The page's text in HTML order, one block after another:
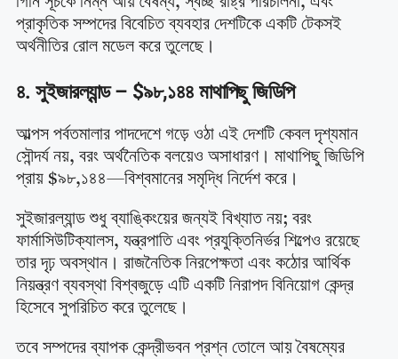
প্রাকৃতিক সম্পদের বিবেচিত ব্যবহার দেশটিকে একটি টেকসই
অর্থনীতির রোল মডেল করে তুলেছে।
৪. সুইজারল্যান্ড – $৯৮,১৪৪ মাথাপিছু জিডিপি
আল্পস পর্বতমালার পাদদেশে গড়ে ওঠা এই দেশটি কেবল দৃশ্যমান
সৌন্দর্য নয়, বরং অর্থনৈতিক বলয়েও অসাধারণ। মাথাপিছু জিডিপি
প্রায় $৯৮,১৪৪—বিশ্বমানের সমৃদ্ধি নির্দেশ করে।
সুইজারল্যান্ড শুধু ব্যাঙ্কিংয়ের জন্যই বিখ্যাত নয়; বরং
ফার্মাসিউটিক্যালস, যন্ত্রপাতি এবং প্রযুক্তিনির্ভর শিল্পেও রয়েছে
তার দৃঢ় অবস্থান। রাজনৈতিক নিরপেক্ষতা এবং কঠোর আর্থিক
নিয়ন্ত্রণ ব্যবস্থা বিশ্বজুড়ে এটি একটি নিরাপদ বিনিয়োগ কেন্দ্র
হিসেবে সুপরিচিত করে তুলেছে।
তবে সম্পদের ব্যাপক কেন্দ্রীভবন প্রশ্ন তোলে আয় বৈষম্যের